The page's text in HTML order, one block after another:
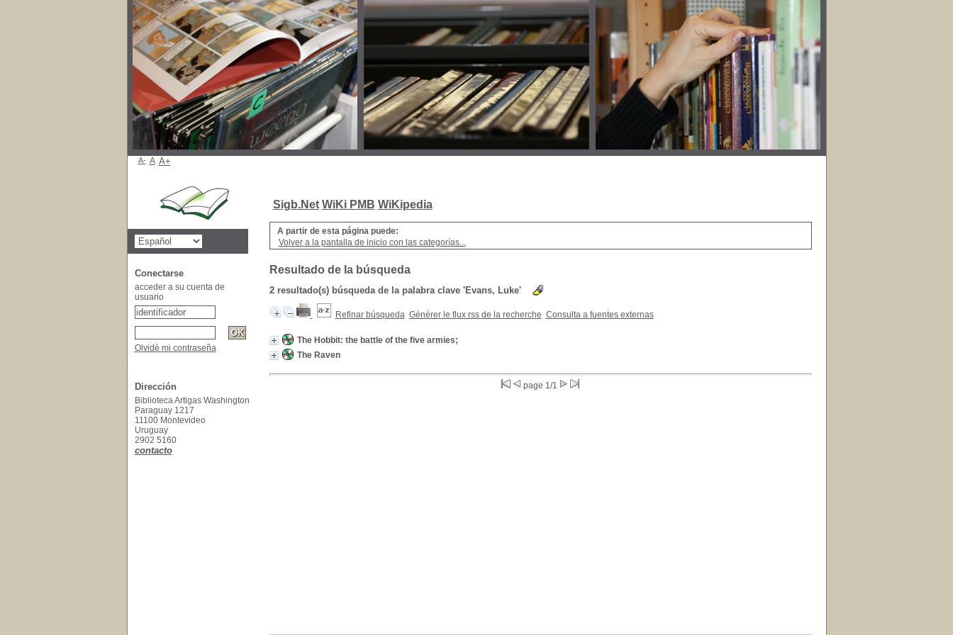
Sigb.Net WiKi PMB WiKipedia
A partir de esta página puede:
Volver a la pantalla de inicio con las categorías...
Resultado de la búsqueda
2 resultado(s) búsqueda de la palabra clave 'Evans, Luke'
Refinar búsqueda Générer le flux rss de la recherche Consulta a fuentes externas
The Hobbit: the battle of the five armies;
The Raven
page 1/1
A- A A+
Conectarse
acceder a su cuenta de
usuario
Olvidé mi contraseña
Dirección
Biblioteca Artigas Washington
Paraguay 1217
11100 Montevideo
Uruguay
2902 5160
contacto